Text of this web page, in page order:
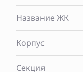
Название ЖК
Корпус
Секция